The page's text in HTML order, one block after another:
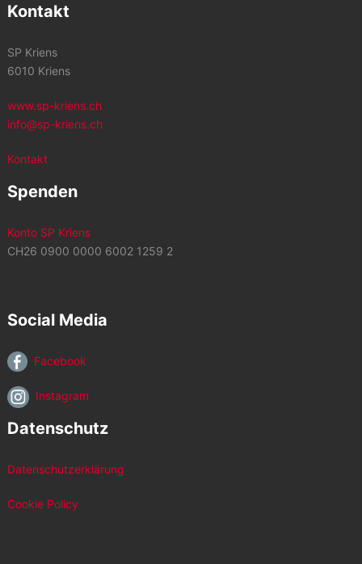
Kontakt
SP Kriens
6010 Kriens
www.sp-kriens.ch
info@sp-kriens.ch
Kontakt
Spenden
Konto SP Kriens
CH26 0900 0000 6002 1259 2
Social Media
Facebook
Instagram
Datenschutz
Datenschutzerklärung
Cookie Policy